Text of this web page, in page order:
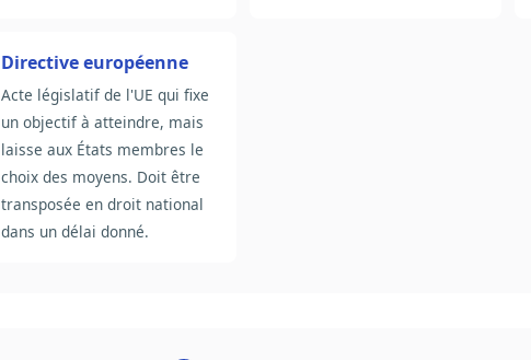
Directive européenne
Acte législatif de l'UE qui fixe
un objectif à atteindre, mais
laisse aux États membres le
choix des moyens. Doit être
transposée en droit national
dans un délai donné.